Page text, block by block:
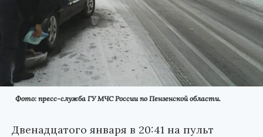
Фото: пресс-служба ГУ МЧС России по Пензенской области.
Двенадцатого января в 20:41 на пульт